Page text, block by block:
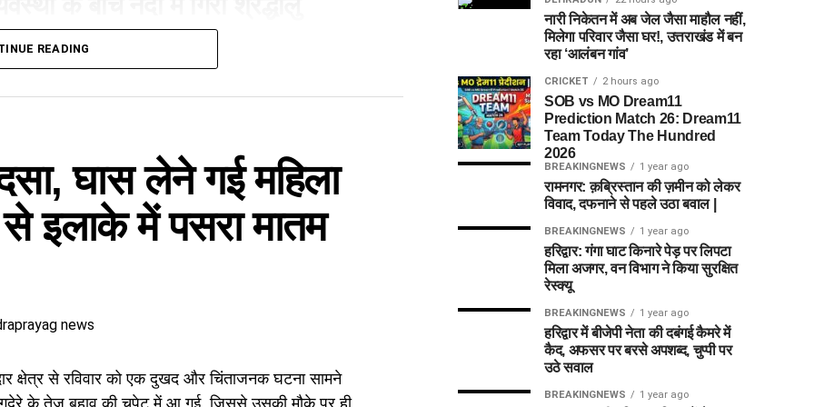
पुल पहले ही बह चुका है। इसके बाद श्रद्धालुओं और स्थानीय
दौरान ट्रॉली में सवार होने की कोशिश कर रहा एक तीर्थयात्री
READING
घास लेने गई महिला
इलाके में पसरा मातम
से रविवार को एक दुखद और चिंताजनक घटना सामने
नारी निकेतन में अब जेल जैसा माहौल नहीं,
मिलेगा परिवार जैसा घर!, उत्तराखंड में बन
रहा ‘आलंबन गांव’
CRICKET 2 hours ago
SOB vs MO Dream11
Prediction Match 26: Dream11
Team Today The Hundred
2026
BREAKINGNEWS 1 year ago
रामनगर: क़ब्रिस्तान की ज़मीन को लेकर
विवाद, दफनाने से पहले उठा बवाल |
BREAKINGNEWS 1 year ago
हरिद्वार: गंगा घाट किनारे पेड़ पर लिपटा
मिला अजगर, वन विभाग ने किया सुरक्षित
रेस्क्यू
BREAKINGNEWS 1 year ago
हरिद्वार में बीजेपी नेता की दबंगई कैमरे में
कैद, अफसर पर बरसे अपशब्द, चुप्पी पर
उठे सवाल
BREAKINGNEWS 1 year ago